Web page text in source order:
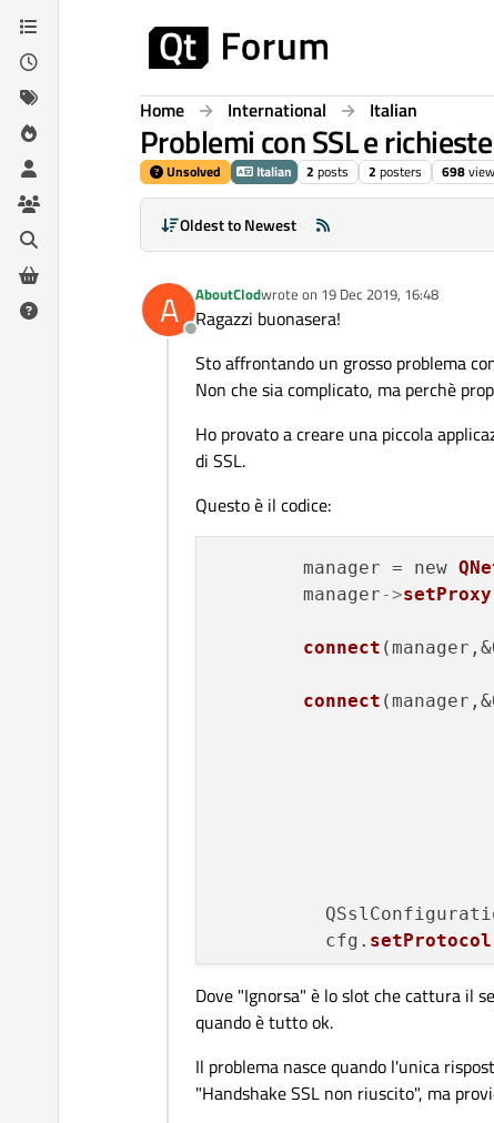
Skip to content
Home International Italian
Problemi con SSL e
Unsolved Italian 2 posts 2 posters 698
Oldest to Newest
A
Offline
AboutClodwrote on 19 Dec 2019, 16:48
last edited by
Ragazzi buonasera!
Sto affrontando un grosso problema
Non che sia complicato, ma perchè
Ho provato a creare una piccola
di SSL.
Questo è il codice:
        manager = new
        manager
->setProxy
connect
connect
          cfg.
setProtocol
          request.
          request.
          manager
->get
Dove "Ignorsa" è lo slot che cattura il
quando è tutto ok.
Il problema nasce quando l'unica
"Handshake SSL non riuscito", ma